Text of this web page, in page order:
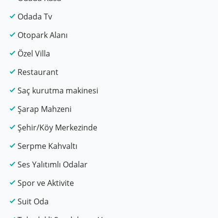
Odada Tv
Otopark Alanı
Özel Villa
Restaurant
Saç kurutma makinesi
Şarap Mahzeni
Şehir/Köy Merkezinde
Serpme Kahvaltı
Ses Yalıtımlı Odalar
Spor ve Aktivite
Suit Oda